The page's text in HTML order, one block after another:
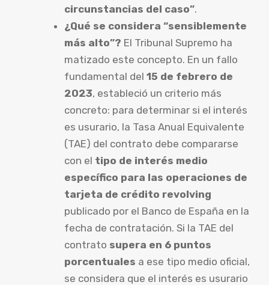
circunstancias del caso”.
¿Qué se considera “sensiblemente
más alto”? El Tribunal Supremo ha
matizado este concepto. En un fallo
fundamental del 15 de febrero de
2023, estableció un criterio más
concreto: para determinar si el interés
es usurario, la Tasa Anual Equivalente
(TAE) del contrato debe compararse
con el tipo de interés medio
específico para las operaciones de
tarjeta de crédito revolving
publicado por el Banco de España en la
fecha de contratación. Si la TAE del
contrato supera en 6 puntos
porcentuales a ese tipo medio oficial,
se considera que el interés es usurario